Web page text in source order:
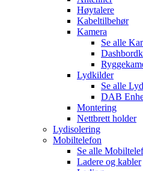
Høytalere
Kabeltilbehør
Kamera
Se alle
Lydkilder
Se alle
DAB
Montering
Nettbrett holder
Lydisolering
Mobiltelefon
Se alle
Ladere og kabler